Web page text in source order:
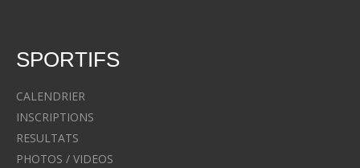
SPORTIFS
CALENDRIER
INSCRIPTIONS
RESULTATS
PHOTOS / VIDEOS